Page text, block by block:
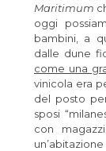
Maritimum
oggi
bambini, a
dalle dune
come una
vinicola era
del posto
sposi
con